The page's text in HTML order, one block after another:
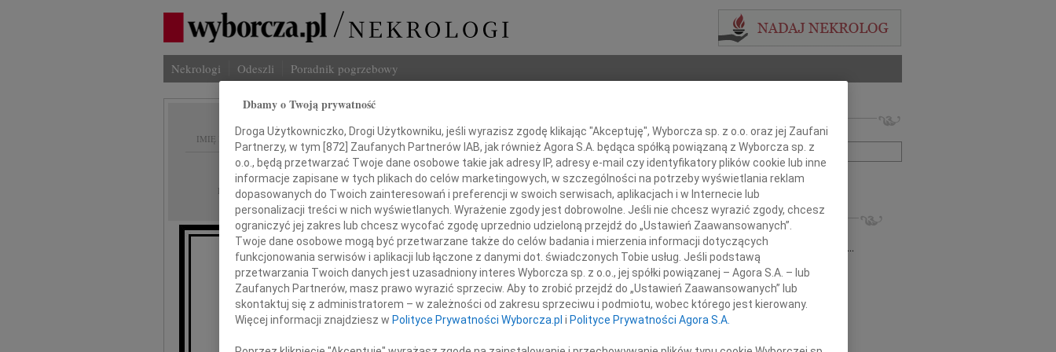
Nekrologi Odeszli Poradnik pogrzebowy
IMIĘ I NAZWISKO:
REGION: Szczecin
DATA EMISJI: 14.10.2009
Wyrazy głębokiego współczucia i żalu
z powodu śmierci
Ojca
Imię i nazwisko lub numer ogłoszenia:
+ szukanie zaawansowane
INNE NEKROLOGI
01.06.2026Szczecin
Żegnaj Alu Jola, Zbyszek, Ewa, Jurek, Ewa,...
Józef Ignor03.04.2026
Z bólem przyjęliśmy wiadomość o śmierci...
Roman Kraszewski
13.02.2026
Z wielkim smutkiem i żalem przyjąłem...
Łukasz Glapa
Podziękowanie Przyjaciołom, znajomym,...
Dbamy o Twoją prywatność
Droga Użytkowniczko, Drogi Użytkowniku, jeśli wyrazisz zgodę klikając "Akceptuję", Wyborcza sp. z o.o. oraz jej Zaufani
Partnerzy, w tym [872] Zaufanych Partnerów IAB, jak również Agora S.A. będąca spółką powiązaną z Wyborcza sp. z
o.o., będą przetwarzać Twoje dane osobowe takie jak adresy IP, adresy e-mail czy identyfikatory plików cookie lub inne
informacje zapisane w tych plikach do celów marketingowych, w szczególności na potrzeby wyświetlania reklam
dopasowanych do Twoich zainteresowań i preferencji w swoich serwisach, aplikacjach i w Internecie lub
personalizacji treści w nich wyświetlanych. Wyrażenie zgody jest dobrowolne. Jeśli nie chcesz wyrazić zgody, chcesz
ograniczyć jej zakres lub chcesz wycofać zgodę uprzednio udzieloną przejdź do „Ustawień Zaawansowanych”.
Twoje dane osobowe mogą być przetwarzane także do celów badania i mierzenia informacji dotyczących
funkcjonowania serwisów i aplikacji lub łączone z danymi dot. świadczonych Tobie usług. Jeśli podstawą
przetwarzania Twoich danych jest uzasadniony interes Wyborcza sp. z o.o., jej spółki powiązanej – Agora S.A. – lub
Zaufanych Partnerów, masz prawo wyrazić sprzeciw. Aby to zrobić przejdź do „Ustawień Zaawansowanych” lub
skontaktuj się z administratorem – w zależności od zakresu sprzeciwu i podmiotu, wobec którego jest kierowany.
Więcej informacji znajdziesz w Polityce Prywatności Wyborcza.pl i Polityce Prywatności Agora S.A.